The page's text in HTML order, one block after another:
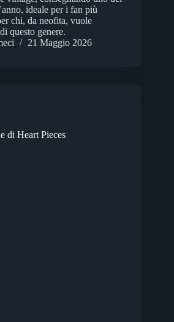
ideale per i fan più
chi, da neofita, vuole
questo genere.
21 Maggio 2026
di Heart Pieces